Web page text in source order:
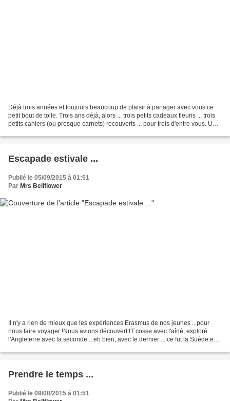
Déjà trois années et toujours beaucoup de plaisir à partager avec vous ce
petit bout de toile. Trois ans déjà, alors ... trois petits cadeaux fleuris ... trois
petits cahiers (ou presque carnets) recouverts ... pour trois d'entre vous. Un
Escapade estivale ...
Publié le 05/09/2015 à 01:51
Par Mrs Bellflower
Il n'y a rien de mieux que les expériences Erasmus de nos jeunes ...pour
nous faire voyager !Nous avions découvert l'Ecosse avec l'aîné, exploré
l'Angleterre avec la seconde ...eh bien, avec le dernier ... ce fut la Suède en
Prendre le temps ...
Publié le 09/08/2015 à 01:51